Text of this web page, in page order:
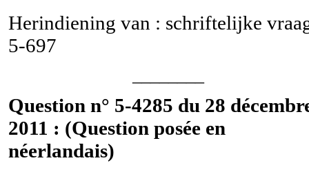
Herindiening van : schriftelijke
5-697
Question n° 5-4285 du 28
2011 : (Question posée en
néerlandais)